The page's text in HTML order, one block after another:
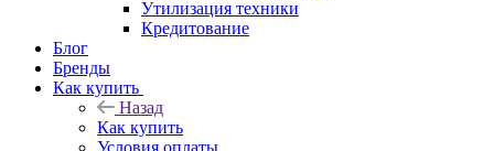
Утилизация техники
Кредитование
Блог
Бренды
Как купить
Назад
Как купить
Условия оплаты